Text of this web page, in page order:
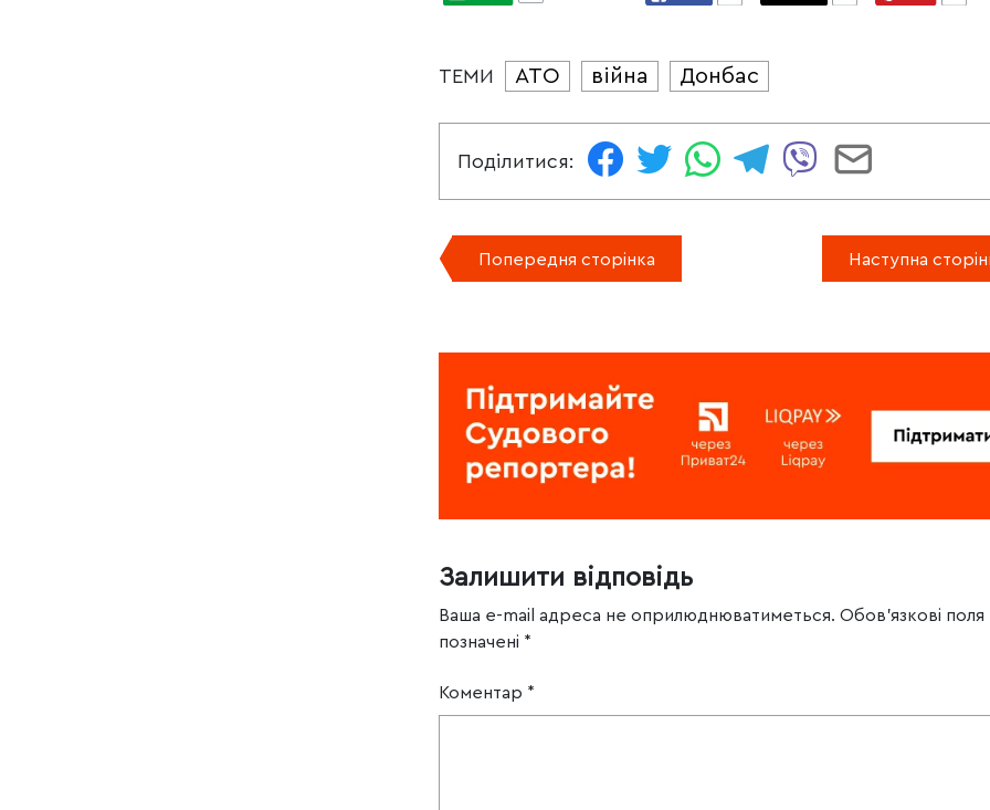
ТЕМИ АТО війна Донбас
Поділитися:
Попередня сторінка Наступна
Залишити відповідь
Ваша e-mail адреса не оприлюднюватиметься. Обов’язкові поля
позначені *
Коментар *